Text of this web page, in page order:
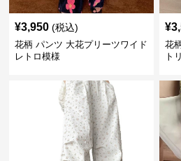
¥3,950 (税込)
花柄 パンツ 大花プリーツワイド
レトロ模様
¥
花
ト